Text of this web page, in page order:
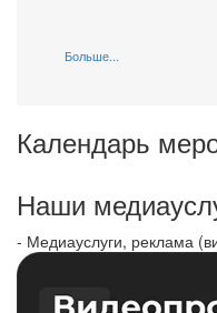
Больше...
Календарь
Наши
- Медиауслуги, реклама